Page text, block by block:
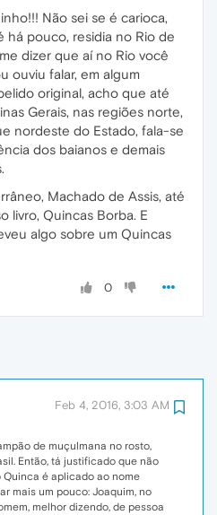
Não sei se é carioca,
há pouco, residia no Rio de
dizer que aí no Rio você
ouviu falar, em algum
original, acho que até
Gerais, nas regiões norte,
nordeste do Estado, fala-se
dos baianos e demais
Machado de Assis, até
livro, Quincas Borba. E
algo sobre um Quincas
0
Feb 4, 2016, 3:03 AM
de muçulmana no rosto,
Então, tá justificado que não
é aplicado ao nome
mais um pouco: Joaquim, no
melhor dizendo, de pessoa